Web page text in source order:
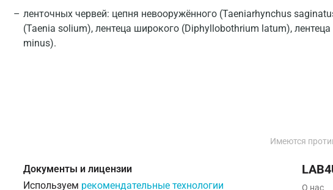
ленточных червей: цепня невооружённого (Taeniarhynchus
(Taenia solium), лентеца широкого (Diphyllobothrium latum),
minus).
Имеются
Документы и лицензии
Используем рекомендательные технологии О нас